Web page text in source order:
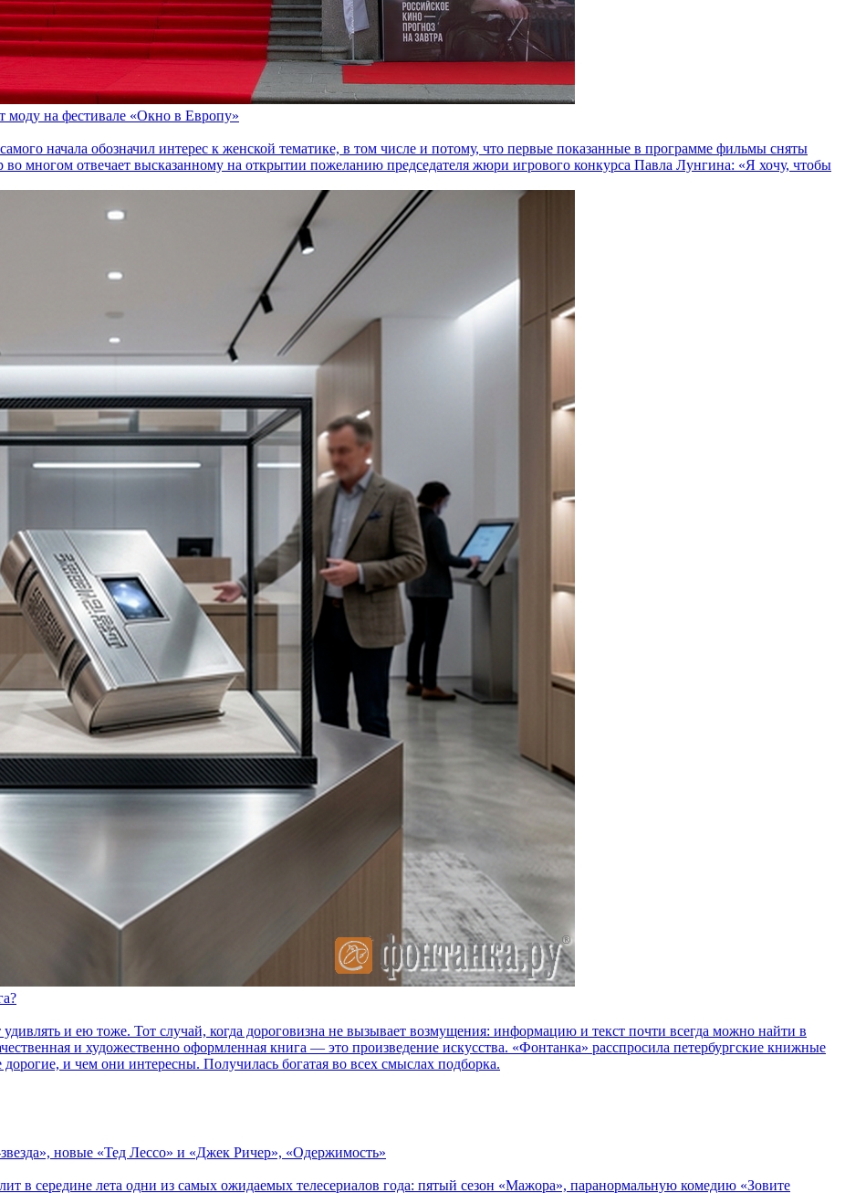
моду на фестивале «Окно в Европу»
начала обозначил интерес к женской тематике, в том числе и потому, что первые показанные в программе фильмы сняты
многом отвечает высказанному на открытии пожеланию председателя жюри игрового конкурса Павла Лунгина: «Я хочу, чтобы
и ею тоже. Тот случай, когда дороговизна не вызывает возмущения: информацию и текст почти всегда можно найти в
и художественно оформленная книга — это произведение искусства. «Фонтанка» расспросила петербургские книжные
и чем они интересны. Получилась богатая во всех смыслах подборка.
новые «Тед Лессо» и «Джек Ричер», «Одержимость»
в середине лета одни из самых ожидаемых телесериалов года: пятый сезон «Мажора», паранормальную комедию «Зовите